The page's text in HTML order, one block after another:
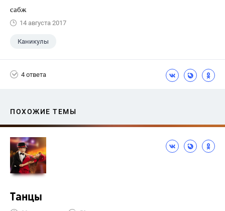
сабж
14 августа 2017
Каникулы
4 ответа
ПОХОЖИЕ ТЕМЫ
Танцы